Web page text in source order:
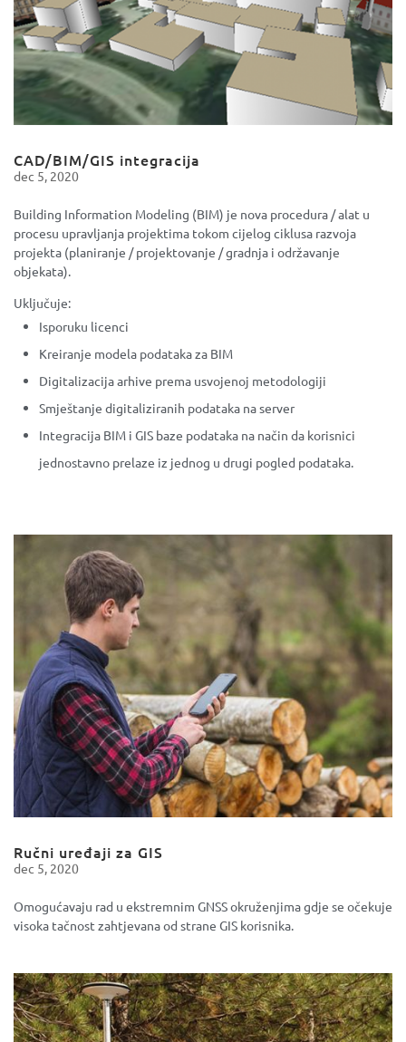
CAD/BIM/GIS integracija
dec 5, 2020
Building Information Modeling (BIM) je nova procedura / alat u
procesu upravljanja projektima tokom cijelog ciklusa razvoja
projekta (planiranje / projektovanje / gradnja i održavanje
objekata).
Uključuje:
Isporuku licenci
Kreiranje modela podataka za BIM
Digitalizacija arhive prema usvojenoj metodologiji
Smještanje digitaliziranih podataka na server
Integracija BIM i GIS baze podataka na način da korisnici
jednostavno prelaze iz jednog u drugi pogled podataka.
Ručni uređaji za GIS
dec 5, 2020
Omogućavaju rad u ekstremnim GNSS okruženjima gdje se očekuje
visoka tačnost zahtjevana od strane GIS korisnika.